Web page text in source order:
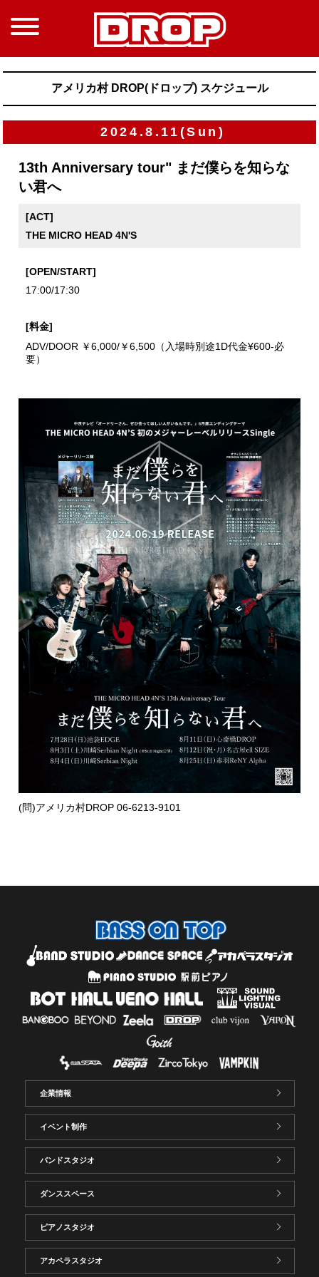
アメリカ村 DROP(ドロップ) スケジュール
2024.8.11(Sun)
13th Anniversary tour" まだ僕らを知らな
い君へ
[ACT]
THE MICRO HEAD 4N'S
[OPEN/START]
17:00/17:30
[料金]
ADV/DOOR ￥6,000/￥6,500（入場時別途1D代金¥600-必
要）
(問)アメリカ村DROP 06-6213-9101
企業情報
イベント制作
バンドスタジオ
ダンススペース
ピアノスタジオ
アカペラスタジオ